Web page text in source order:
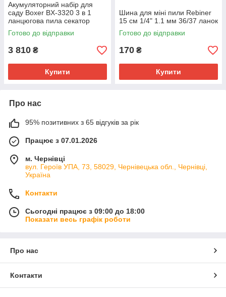
Акумуляторний набір для
саду Boxer BX-3320 3 в 1
ланцюгова пила секатор
телескопічна штанга до 3 м 2
акумулятори 48В 4 Аг
Готово до відправки
3 810 ₴
Купити
Шина для міні пили Rebiner
15 см 1/4" 1.1 мм 36/37 ланок
Готово до відправки
170 ₴
Купити
Про нас
95% позитивних з 65 відгуків за рік
Працює з 07.01.2026
м. Чернівці
вул. Героїв УПА, 73, 58029, Чернівецька обл., Чернівці,
Україна
Контакти
Сьогодні працює з 09:00 до 18:00
Показати весь графік роботи
Про нас
Контакти